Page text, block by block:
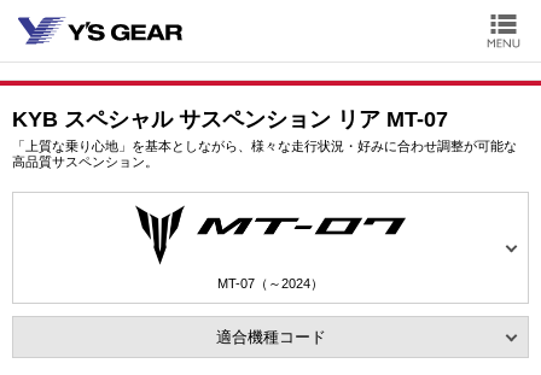
KYB スペシャル サスペンション リア MT-07
「上質な乗り心地」を基本としながら、様々な走行状況・好みに合わせ調整が可能な
高品質サスペンション。
MT-07（～2024）
適合機種コード